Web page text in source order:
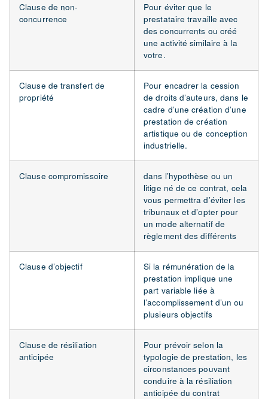
Clause de non-
concurrence
Pour éviter que le
prestataire travaille avec
des concurrents ou créé
une activité similaire à la
votre.
Clause de transfert de
propriété
Pour encadrer la cession
de droits d’auteurs, dans le
cadre d’une création d’une
prestation de création
artistique ou de conception
industrielle.
Clause compromissoire
dans l’hypothèse ou un
litige né de ce contrat, cela
vous permettra d’éviter les
tribunaux et d’opter pour
un mode alternatif de
règlement des différents
Clause d’objectif
Si la rémunération de la
prestation implique une
part variable liée à
l’accomplissement d’un ou
plusieurs objectifs
Clause de résiliation
anticipée
Pour prévoir selon la
typologie de prestation, les
circonstances pouvant
conduire à la résiliation
anticipée du contrat